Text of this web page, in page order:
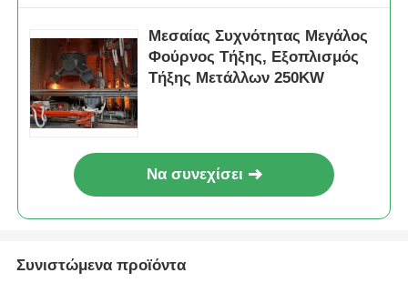
Μεσαίας Συχνότητας Μεγάλος
Φούρνος Τήξης, Εξοπλισμός
Τήξης Μετάλλων 250KW
Να συνεχίσει
Συνιστώμενα προϊόντα